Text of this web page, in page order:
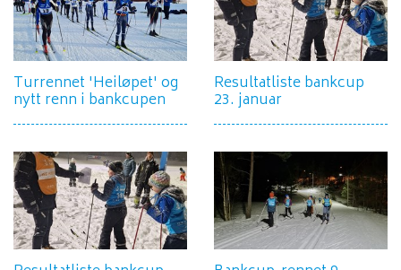
Turrennet 'Heiløpet' og
nytt renn i bankcupen
Resultatliste bankcup
23. januar